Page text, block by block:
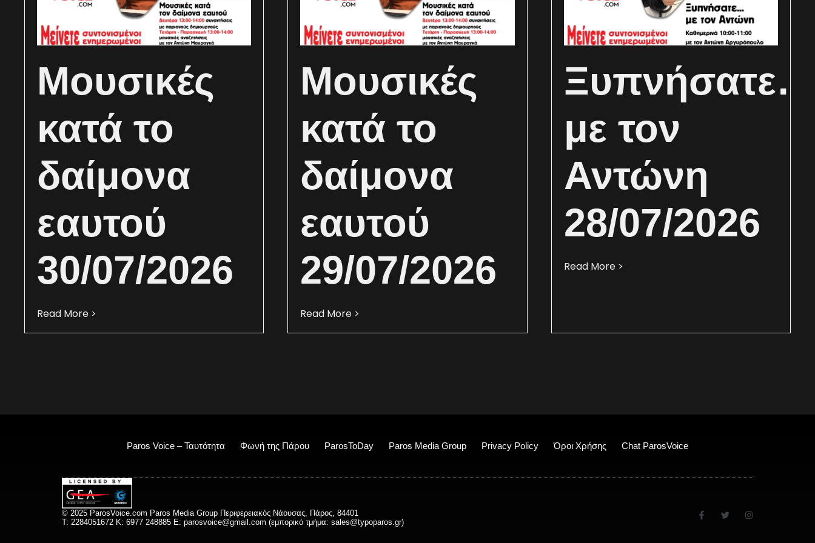
Μουσικές
κατά το
δαίμονα
εαυτού
30/07/2026
Read More >
Μουσικές
κατά το
δαίμονα
εαυτού
29/07/2026
Read More >
Ξυπνήσατε…
με τον
Αντώνη
28/07/2026
Read More >
Paros Voice – Ταυτότητα Φωνή της Πάρου ParosToDay Paros Media Group Privacy Policy Όροι Χρήσης Chat ParosVoice
© 2025 ParosVoice.com Paros Media Group Περιφερειακός Νάουσας, Πάρος, 84401
T: 2284051672 Κ: 6977 248885 E: parosvoice@gmail.com (εμπορικό τμήμα: sales@typoparos.gr)